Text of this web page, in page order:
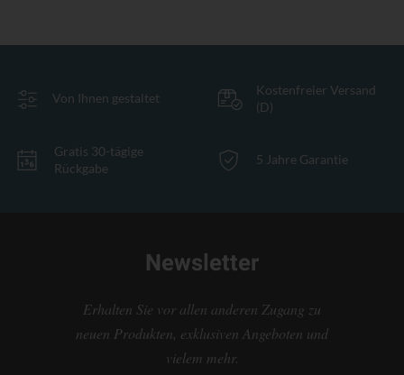
Von Ihnen gestaltet
Kostenfreier Versand
(D)
Gratis 30-tägige
Rückgabe
5 Jahre Garantie
Newsletter
Erhalten Sie vor allen anderen Zugang zu
neuen Produkten, exklusiven Angeboten und
vielem mehr.